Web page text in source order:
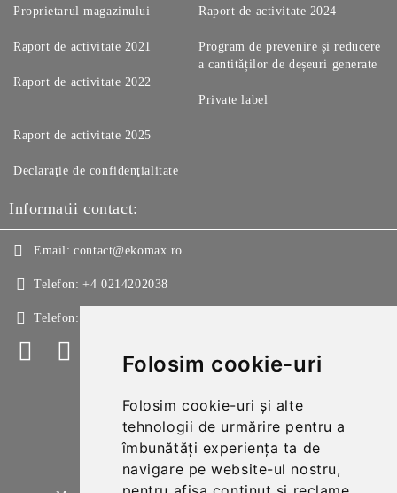
Folosim cookie-uri
Folosim cookie-uri și alte
tehnologii de urmărire pentru a
îmbunătăți experiența ta de
navigare pe website-ul nostru,
Proprietarul magazinului
Raport de activitate 2021
Raport de activitate 2022
Raport de activitate 2024
Program de prevenire și reducere
a cantităților de deșeuri generate
Private label
Raport de activitate 2025
Declaraţie de confidenţialitate
Informatii contact:
Email: contact@ekomax.ro
Telefon: +4 0214202038
Telefon: